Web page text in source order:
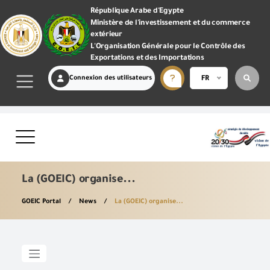
République Arabe d'Egypte
Ministère de l'investissement et du commerce
extérieur
L'Organisation Générale pour le Contrôle des
Exportations et des Importations
Connexion des utilisateurs FR
La (GOEIC) organise...
GOEIC Portal News La (GOEIC) organise...